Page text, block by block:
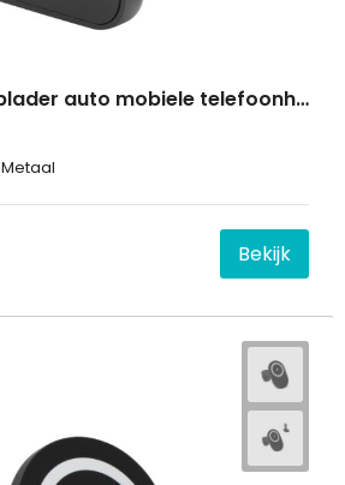
Chargeway - oplader auto mobiele telefoonhouder
Bekijk